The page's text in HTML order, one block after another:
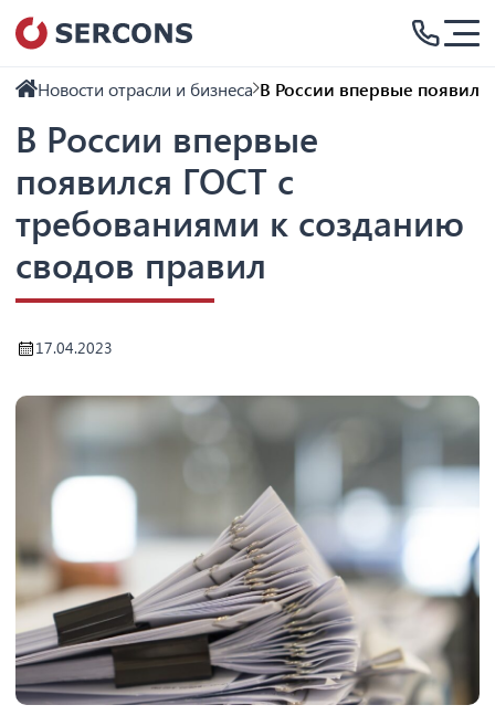
Новости отрасли и бизнеса В России впервые
В России впервые
появился ГОСТ с
требованиями к созданию
сводов правил
17.04.2023